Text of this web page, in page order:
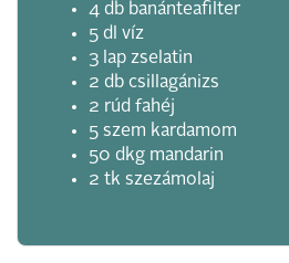
4 db banánteafilter
5 dl víz
3 lap zselatin
2 db csillagánizs
2 rúd fahéj
5 szem kardamom
50 dkg mandarin
2 tk szezámolaj